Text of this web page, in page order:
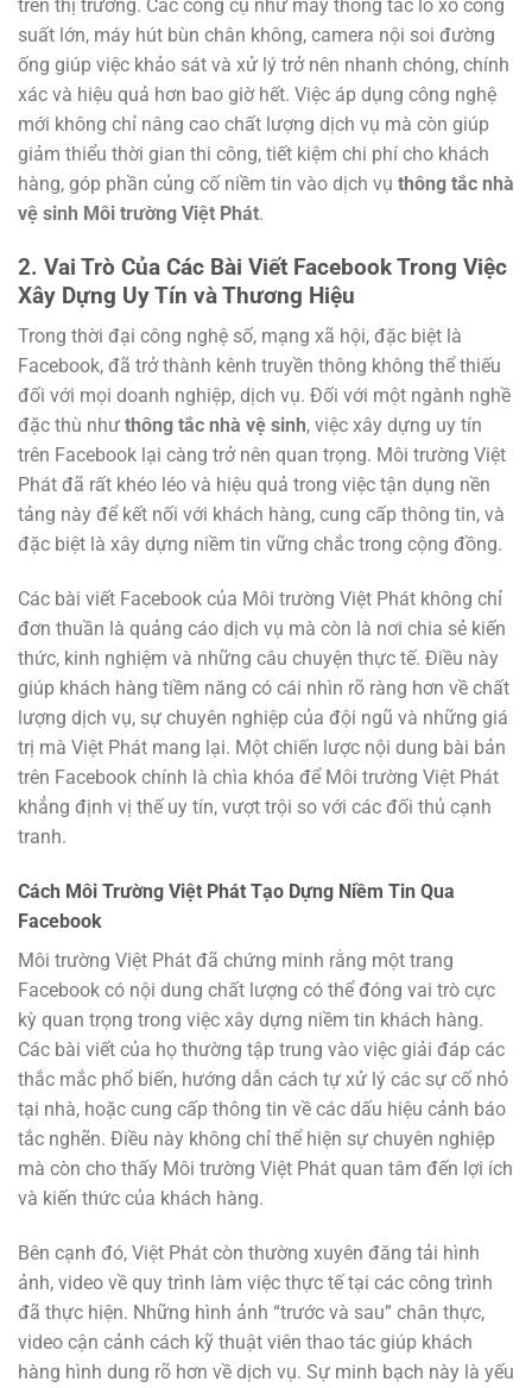
trên thị trường. Các công cụ như máy thông tắc lò xo công
suất lớn, máy hút bùn chân không, camera nội soi đường
ống giúp việc khảo sát và xử lý trở nên nhanh chóng, chính
xác và hiệu quả hơn bao giờ hết. Việc áp dụng công nghệ
mới không chỉ nâng cao chất lượng dịch vụ mà còn giúp
giảm thiểu thời gian thi công, tiết kiệm chi phí cho khách
hàng, góp phần củng cố niềm tin vào dịch vụ thông tắc nhà
vệ sinh Môi trường Việt Phát.
2. Vai Trò Của Các Bài Viết Facebook Trong Việc
Xây Dựng Uy Tín và Thương Hiệu
Trong thời đại công nghệ số, mạng xã hội, đặc biệt là
Facebook, đã trở thành kênh truyền thông không thể thiếu
đối với mọi doanh nghiệp, dịch vụ. Đối với một ngành nghề
đặc thù như thông tắc nhà vệ sinh, việc xây dựng uy tín
trên Facebook lại càng trở nên quan trọng. Môi trường Việt
Phát đã rất khéo léo và hiệu quả trong việc tận dụng nền
tảng này để kết nối với khách hàng, cung cấp thông tin, và
đặc biệt là xây dựng niềm tin vững chắc trong cộng đồng.
Các bài viết Facebook của Môi trường Việt Phát không chỉ
đơn thuần là quảng cáo dịch vụ mà còn là nơi chia sẻ kiến
thức, kinh nghiệm và những câu chuyện thực tế. Điều này
giúp khách hàng tiềm năng có cái nhìn rõ ràng hơn về chất
lượng dịch vụ, sự chuyên nghiệp của đội ngũ và những giá
trị mà Việt Phát mang lại. Một chiến lược nội dung bài bản
trên Facebook chính là chìa khóa để Môi trường Việt Phát
khẳng định vị thế uy tín, vượt trội so với các đối thủ cạnh
tranh.
Cách Môi Trường Việt Phát Tạo Dựng Niềm Tin Qua
Facebook
Môi trường Việt Phát đã chứng minh rằng một trang
Facebook có nội dung chất lượng có thể đóng vai trò cực
kỳ quan trọng trong việc xây dựng niềm tin khách hàng.
Các bài viết của họ thường tập trung vào việc giải đáp các
thắc mắc phổ biến, hướng dẫn cách tự xử lý các sự cố nhỏ
tại nhà, hoặc cung cấp thông tin về các dấu hiệu cảnh báo
tắc nghẽn. Điều này không chỉ thể hiện sự chuyên nghiệp
mà còn cho thấy Môi trường Việt Phát quan tâm đến lợi ích
và kiến thức của khách hàng.
Bên cạnh đó, Việt Phát còn thường xuyên đăng tải hình
ảnh, video về quy trình làm việc thực tế tại các công trình
đã thực hiện. Những hình ảnh “trước và sau” chân thực,
video cận cảnh cách kỹ thuật viên thao tác giúp khách
hàng hình dung rõ hơn về dịch vụ. Sự minh bạch này là yếu